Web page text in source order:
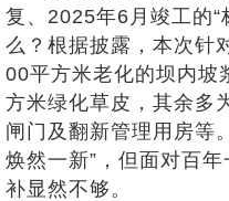
复、2025年6月竣工的“
么？根据披露，本次针
00平方米老化的坝内坡
方米绿化草皮，其余多
闸门及翻新管理用房等
焕然一新”，但面对百
补显然不够。